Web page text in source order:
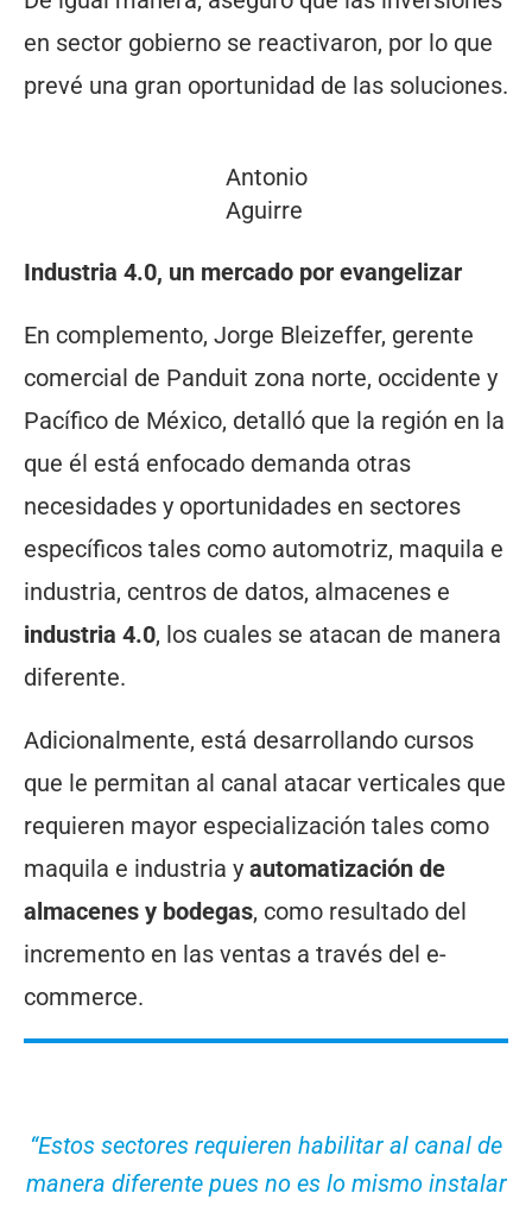
en sector gobierno se reactivaron, por lo que
prevé una gran oportunidad de las soluciones.
Antonio
Aguirre
Industria 4.0, un mercado por evangelizar
En complemento, Jorge Bleizeffer, gerente
comercial de Panduit zona norte, occidente y
Pacífico de México, detalló que la región en la
que él está enfocado demanda otras
necesidades y oportunidades en sectores
específicos tales como automotriz, maquila e
industria, centros de datos, almacenes e
industria 4.0, los cuales se atacan de manera
diferente.
Adicionalmente, está desarrollando cursos
que le permitan al canal atacar verticales que
requieren mayor especialización tales como
maquila e industria y automatización de
almacenes y bodegas, como resultado del
incremento en las ventas a través del e-
commerce.
“Estos sectores requieren habilitar al canal de
manera diferente pues no es lo mismo instalar